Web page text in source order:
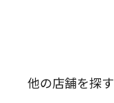
他の店舗を探す